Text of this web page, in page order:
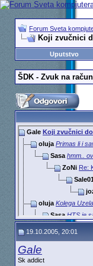
Forum Sveta
Koji zvučnici
Uputstvo
ŠDK - Zvuk na
Gale Koji zvučnici do
oluja Primas li i
Sasa hmm..
ZoNi Re:
oluja Kolega
Sasa HTS je
oluja
E, ako je to
:D
19.10.2005, 20:01
Gale
Sk addict